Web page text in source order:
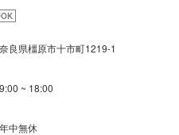
奈良県橿原市十市町1219-1
9:00 ~ 18:00
年中無休